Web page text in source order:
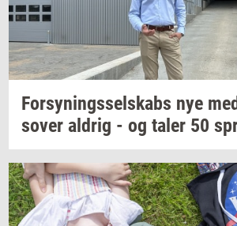
For­sy­nings­sel­skabs nye
sover al­drig - og taler 50